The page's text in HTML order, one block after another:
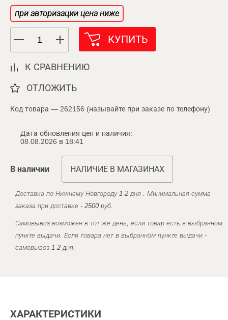
при авторизации цена ниже
КУПИТЬ
К СРАВНЕНИЮ
ОТЛОЖИТЬ
Код товара — 262156 (называйте при заказе по телефону)
Дата обновления цен и наличия:
08.08.2026 в 18:41
В наличии НАЛИЧИЕ В МАГАЗИНАХ
Доставка по Нижнему Новгороду 1-2 дня . Минимальная сумма
заказа при доставке - 2500 руб.
Самовывоз возможен в тот же день, если товар есть в выбранном
пункте выдачи. Если товара нет в выбранном пункте выдачи -
самовывоз 1-2 дня.
ХАРАКТЕРИСТИКИ